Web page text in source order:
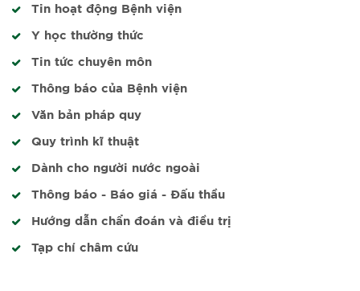
Tin hoạt động Bệnh viện
Y học thường thức
Tin tức chuyên môn
Thông báo của Bệnh viện
Văn bản pháp quy
Quy trình kĩ thuật
Dành cho người nước ngoài
Thông báo - Báo giá - Đấu thầu
Hướng dẫn chẩn đoán và điều trị
Tạp chí châm cứu